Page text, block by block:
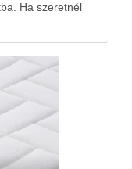
Ha szeretnél
jó helyen jársz! Ezt